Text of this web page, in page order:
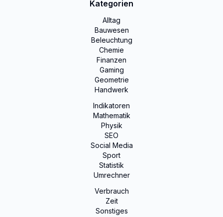
Kategorien
Alltag
Bauwesen
Beleuchtung
Chemie
Finanzen
Gaming
Geometrie
Handwerk
Indikatoren
Mathematik
Physik
SEO
Social Media
Sport
Statistik
Umrechner
Verbrauch
Zeit
Sonstiges